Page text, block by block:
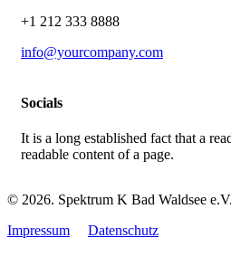
+1 212 333 8888
info@yourcompany.com
Socials
It is a long established fact that a
readable content of a page.
© 2026. Spektrum K Bad Waldsee e.V.
Impressum
Datenschutz